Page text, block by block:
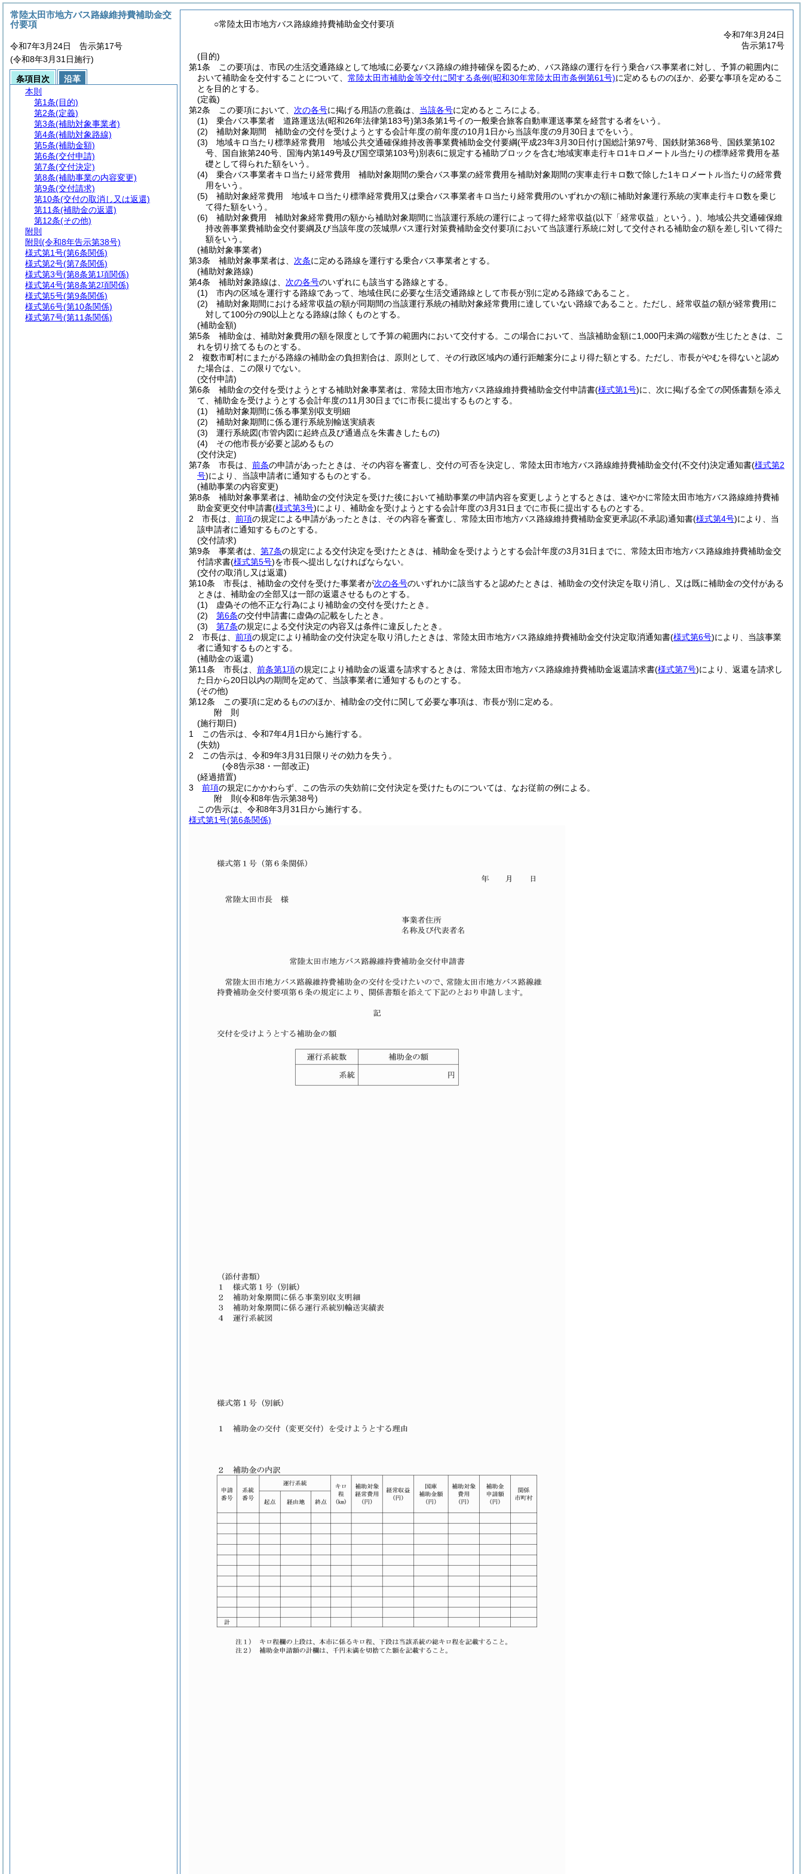
○常陸太田市地方バス路線維持費補助金交付要項
令和7年3月24日
告示第17号
(目的)
第1条
この要項は、市民の生活交通路線として地域に必要なバス路線の維持確保を図るため、バス路線の運行を行う乗合バス事業者に対し、予算の範囲内に
おいて補助金を交付することについて、 常陸太田市補助金等交付に関する条例(昭和30年常陸太田市条例第61号)に定めるもののほか、必要な事項を定めるこ
とを目的とする。
(定義)
第2条
この要項において、 次の各号に掲げる用語の意義は、 当該各号に定めるところによる。
(1)
乗合バス事業者 道路運送法(昭和26年法律第183号)第3条第1号イの一般乗合旅客自動車運送事業を経営する者をいう。
(2)
補助対象期間 補助金の交付を受けようとする会計年度の前年度の10月1日から当該年度の9月30日までをいう。
(3)
地域キロ当たり標準経常費用 地域公共交通確保維持改善事業費補助金交付要綱(平成23年3月30日付け国総計第97号、国鉄財第368号、国鉄業第102
号、国自旅第240号、国海内第149号及び国空環第103号)別表6に規定する補助ブロックを含む地域実車走行キロ1キロメートル当たりの標準経常費用を基
礎として得られた額をいう。
(4)
乗合バス事業者キロ当たり経常費用 補助対象期間の乗合バス事業の経常費用を補助対象期間の実車走行キロ数で除した1キロメートル当たりの経常費
用をいう。
(5)
補助対象経常費用 地域キロ当たり標準経常費用又は乗合バス事業者キロ当たり経常費用のいずれかの額に補助対象運行系統の実車走行キロ数を乗じ
て得た額をいう。
(6)
補助対象費用 補助対象経常費用の額から補助対象期間に当該運行系統の運行によって得た経常収益(以下「経常収益」という。) 、地域公共交通確保維
持改善事業費補助金交付要綱及び当該年度の茨城県バス運行対策費補助金交付要項において当該運行系統に対して交付される補助金の額を差し引いて得た
額をいう。
(補助対象事業者)
第3条
補助対象事業者は、 次条に定める路線を運行する乗合バス事業者とする。
(補助対象路線)
第4条
補助対象路線は、 次の各号のいずれにも該当する路線とする。
(1)
市内の区域を運行する路線であって、地域住民に必要な生活交通路線として市長が別に定める路線であること。
(2)
補助対象期間における経常収益の額が同期間の当該運行系統の補助対象経常費用に達していない路線であること。 ただし、経常収益の額が経常費用に
対して100分の90以上となる路線は除くものとする。
(補助金額)
第5条
補助金は、補助対象費用の額を限度として予算の範囲内において交付する。
この場合において、当該補助金額に1,000円未満の端数が生じたときは、こ
れを切り捨てるものとする。
2
複数市町村にまたがる路線の補助金の負担割合は、原則として、その行政区域内の通行距離案分により得た額とする。 ただし、市長がやむを得ないと認め
た場合は、この限りでない。
(交付申請)
第6条
補助金の交付を受けようとする補助対象事業者は、常陸太田市地方バス路線維持費補助金交付申請書(様式第1号)に、次に掲げる全ての関係書類を添え
て、補助金を受けようとする会計年度の11月30日までに市長に提出するものとする。
(1)
補助対象期間に係る事業別収支明細
(2)
補助対象期間に係る運行系統別輸送実績表
(3)
運行系統図(市管内図に起終点及び通過点を朱書きしたもの)
(4)
その他市長が必要と認めるもの
(交付決定)
第7条
市長は、 前条の申請があったときは、その内容を審査し、交付の可否を決定し、常陸太田市地方バス路線維持費補助金交付(不交付)決定通知書(様式第2
号)により、当該申請者に通知するものとする。
(補助事業の内容変更)
第8条
補助対象事業者は、補助金の交付決定を受けた後において補助事業の申請内容を変更しようとするときは、速やかに常陸太田市地方バス路線維持費補
助金変更交付申請書(様式第3号)により、補助金を受けようとする会計年度の3月31日までに市長に提出するものとする。
2
市長は、 前項の規定による申請があったときは、その内容を審査し、常陸太田市地方バス路線維持費補助金変更承認(不承認)通知書(様式第4号)により、当
該申請者に通知するものとする。
(交付請求)
第9条
事業者は、 第7条の規定による交付決定を受けたときは、補助金を受けようとする会計年度の3月31日までに、常陸太田市地方バス路線維持費補助金交
付請求書(様式第5号)を市長へ提出しなければならない。
(交付の取消し又は返還)
第10条
市長は、補助金の交付を受けた事業者が次の各号のいずれかに該当すると認めたときは、補助金の交付決定を取り消し、又は既に補助金の交付がある
ときは、補助金の全部又は一部の返還させるものとする。
(1)
虚偽その他不正な行為により補助金の交付を受けたとき。
(2)
第6条の交付申請書に虚偽の記載をしたとき。
(3)
第7条の規定による交付決定の内容又は条件に違反したとき。
2
市長は、 前項の規定により補助金の交付決定を取り消したときは、常陸太田市地方バス路線維持費補助金交付決定取消通知書(様式第6号)により、当該事業
者に通知するものとする。
(補助金の返還)
第11条
市長は、 前条第1項の規定により補助金の返還を請求するときは、常陸太田市地方バス路線維持費補助金返還請求書(様式第7号)により、返還を請求し
た日から20日以内の期間を定めて、当該事業者に通知するものとする。
(その他)
第12条
この要項に定めるもののほか、補助金の交付に関して必要な事項は、市長が別に定める。
附 則
(施行期日)
1
この告示は、令和7年4月1日から施行する。
(失効)
2
この告示は、令和9年3月31日限りその効力を失う。
(令8告示38・一部改正)
(経過措置)
3
前項の規定にかかわらず、この告示の失効前に交付決定を受けたものについては、なお従前の例による。
附 則(令和8年告示第38号)
この告示は、令和8年3月31日から施行する。
様式第1号(第6条関係)
常陸太田市地方バス路線維持費補助金交
付要項
令和7年3月24日 告示第17号
(令和8年3月31日施行)
条項目次
沿革
本則
第1条(目的)
第2条(定義)
第3条(補助対象事業者)
第4条(補助対象路線)
第5条(補助金額)
第6条(交付申請)
第7条(交付決定)
第8条(補助事業の内容変更)
第9条(交付請求)
第10条(交付の取消し又は返還)
第11条(補助金の返還)
第12条(その他)
附則
附則 (令和8年告示第38号)
様式第1号(第6条関係)
様式第2号(第7条関係)
様式第3号(第8条第1項関係)
様式第4号(第8条第2項関係)
様式第5号(第9条関係)
様式第6号(第10条関係)
様式第7号(第11条関係)